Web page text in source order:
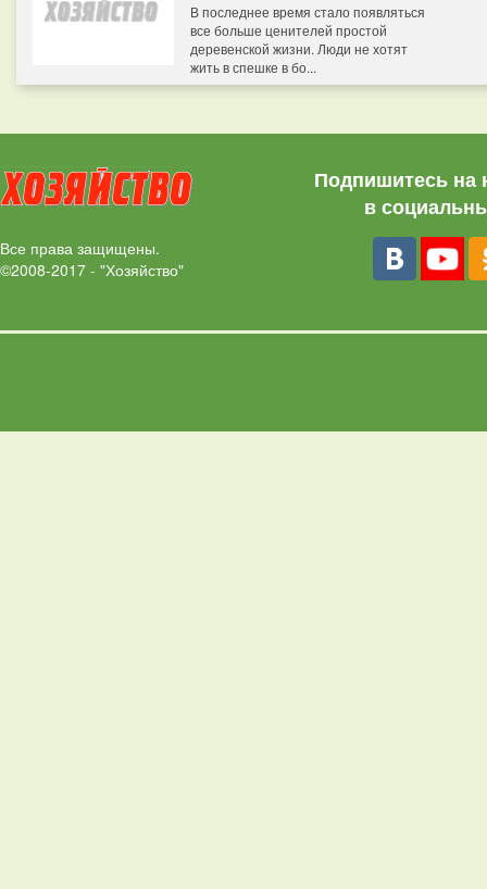
В последнее время стало появляться
все больше ценителей простой
деревенской жизни. Люди не хотят
жить в спешке в бо...
Все права защищены.
©2008-2017 - "Хозяйство"
Подпишитесь на
в